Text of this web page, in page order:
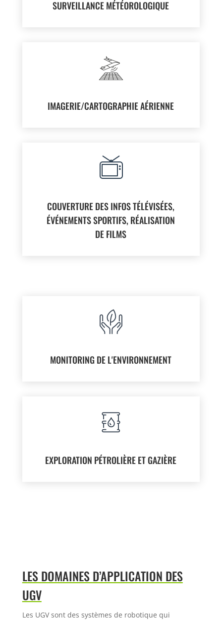
SURVEILLANCE MÉTÉOROLOGIQUE
IMAGERIE/CARTOGRAPHIE AÉRIENNE
COUVERTURE DES INFOS TÉLÉVISÉES,
ÉVÉNEMENTS SPORTIFS, RÉALISATION
DE FILMS
MONITORING DE L'ENVIRONNEMENT
EXPLORATION PÉTROLIÈRE ET GAZIÈRE
LES DOMAINES D’APPLICATION DES
UGV
Les UGV sont des systèmes de robotique qui